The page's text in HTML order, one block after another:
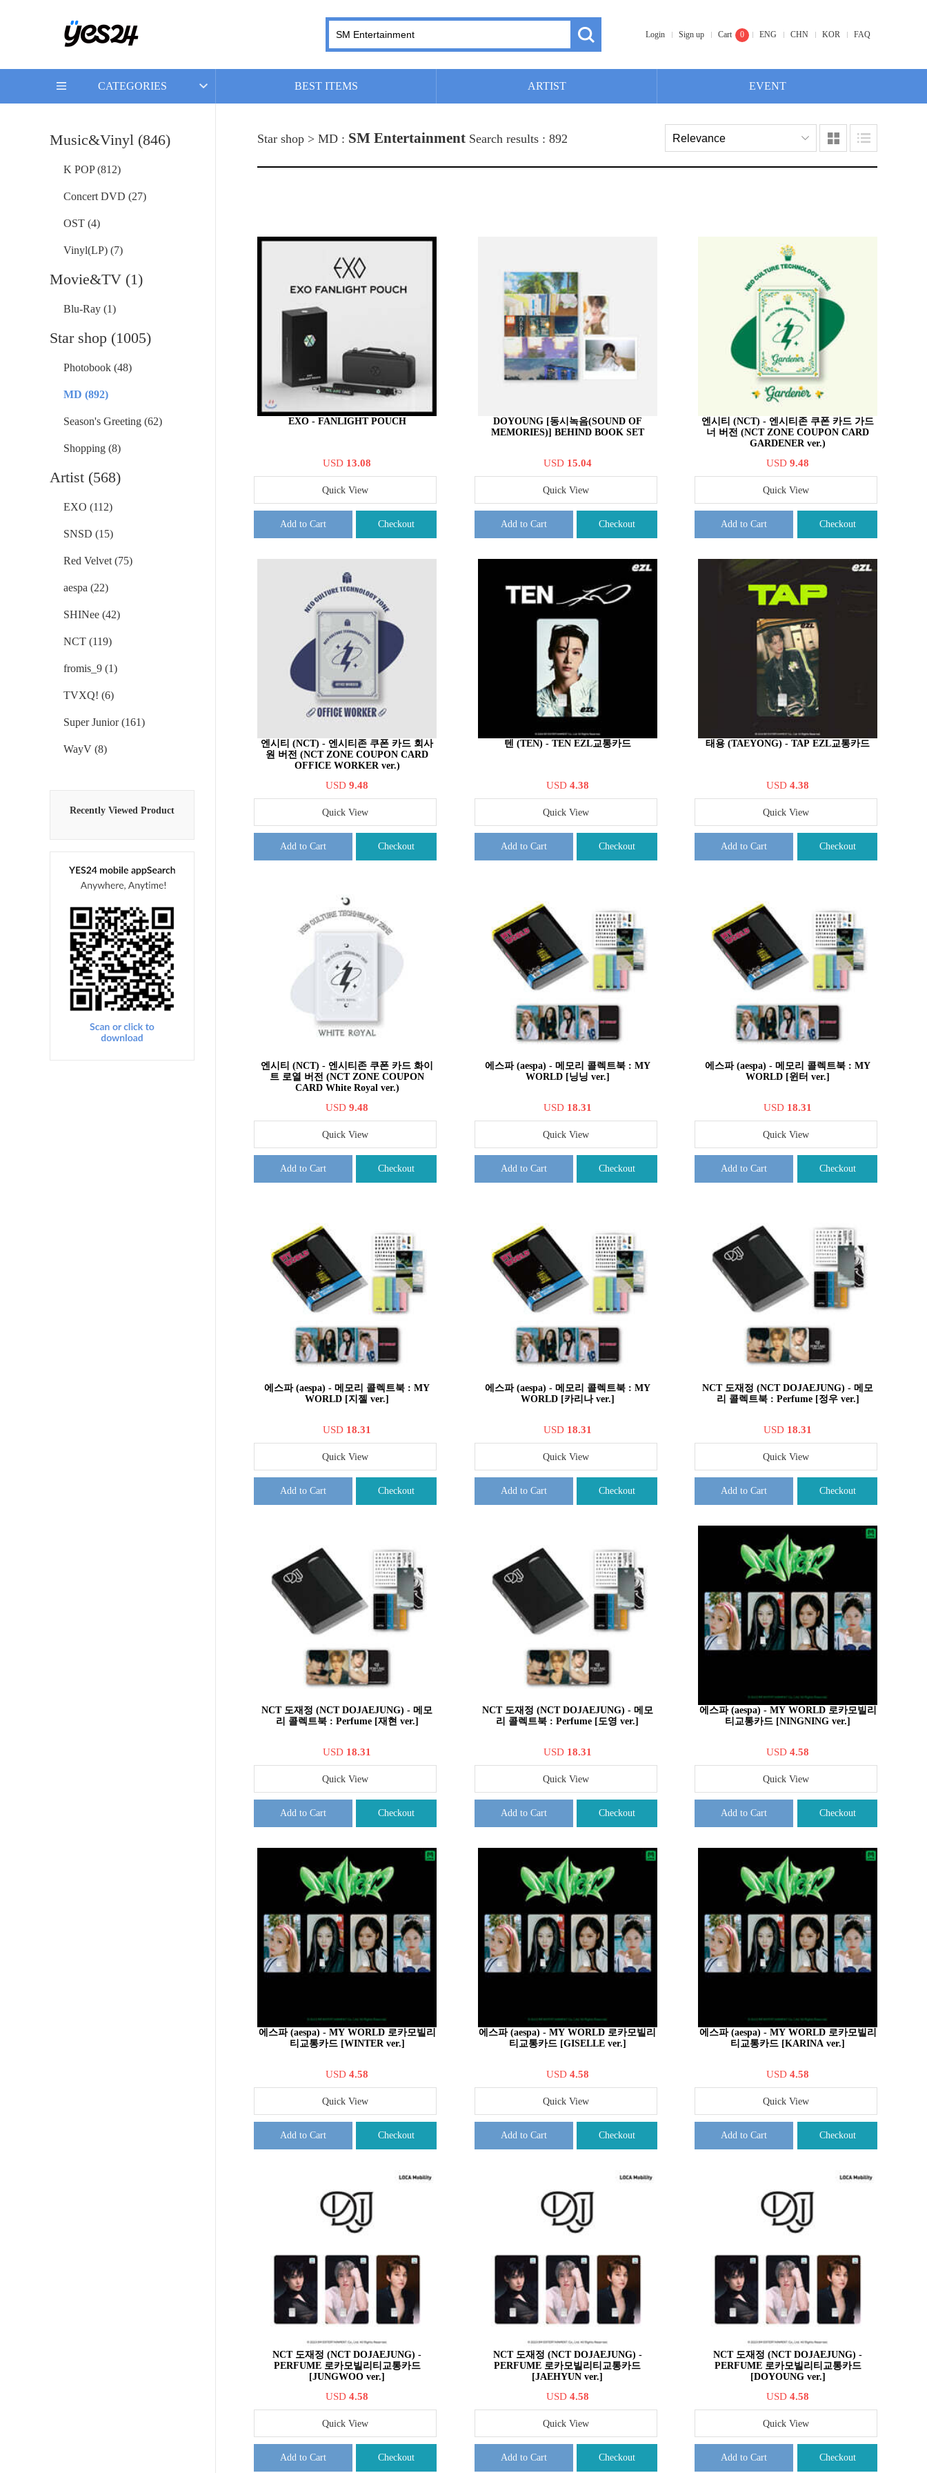
Login Sign up Cart 0 ENG CHN KOR FAQ
CATEGORIES BEST ITEMS ARTIST EVENT
Music&Vinyl (846)
K POP (812)
Concert DVD (27)
OST (4)
Vinyl(LP) (7)
Movie&TV (1)
Blu-Ray (1)
Star shop (1005)
Photobook (48)
MD (892)
Season's Greeting (62)
Shopping (8)
Artist (568)
EXO (112)
SNSD (15)
Red Velvet (75)
aespa (22)
SHINee (42)
NCT (119)
fromis_9 (1)
TVXQ! (6)
Super Junior (161)
WayV (8)
Recently Viewed Product
Star shop > MD : SM Entertainment Search results : 892
EXO - FANLIGHT POUCH
USD 13.08
Quick View
Add to Cart Checkout
DOYOUNG [동시녹음(SOUND OF
MEMORIES)] BEHIND BOOK SET
USD 15.04
Quick View
Add to Cart Checkout
엔시티 (NCT) - 엔시티존 쿠폰 카드 가드
너 버전 (NCT ZONE COUPON CARD
GARDENER ver.)
USD9.48
Quick View
Add to Cart Checkout
엔시티 (NCT) - 엔시티존 쿠폰 카드 회사
원 버전 (NCT ZONE COUPON CARD
OFFICE WORKER ver.)
USD 9.48
Quick View
Add to Cart Checkout
텐 (TEN) - TEN EZL교통카드
USD 4.38
Quick View
Add to Cart Checkout
태용 (TAEYONG) - TAP EZL교통카드
USD4.38
Quick View
Add to Cart Checkout
엔시티 (NCT) - 엔시티존 쿠폰 카드 화이
트 로열 버전 (NCT ZONE COUPON
CARD White Royal ver.)
USD 9.48
Quick View
Add to Cart Checkout
에스파 (aespa) - 메모리 콜렉트북 : MY
WORLD [닝닝 ver.]
USD 18.31
Quick View
Add to Cart Checkout
에스파 (aespa) - 메모리 콜렉트북 : MY
WORLD [윈터 ver.]
USD 18.31
Quick View
Add to Cart Checkout
에스파 (aespa) - 메모리 콜렉트북 : MY
WORLD [지젤 ver.]
USD 18.31
Quick View
Add to Cart Checkout
에스파 (aespa) - 메모리 콜렉트북 : MY
WORLD [카리나 ver.]
USD 18.31
Quick View
Add to Cart Checkout
NCT 도재정 (NCT DOJAEJUNG) - 메모
리 콜렉트북 : Perfume [정우 ver.]
USD 18.31
Quick View
Add to Cart Checkout
NCT 도재정 (NCT DOJAEJUNG) - 메모
리 콜렉트북 : Perfume [재현 ver.]
USD 18.31
Quick View
Add to Cart Checkout
NCT 도재정 (NCT DOJAEJUNG) - 메모
리 콜렉트북 : Perfume [도영 ver.]
USD 18.31
Quick View
Add to Cart Checkout
에스파 (aespa) - MY WORLD 로카모빌리
티교통카드 [NINGNING ver.]
USD4.58
Quick View
Add to Cart Checkout
에스파 (aespa) - MY WORLD 로카모빌리
티교통카드 [WINTER ver.]
USD 4.58
Quick View
Add to Cart Checkout
에스파 (aespa) - MY WORLD 로카모빌리
티교통카드 [GISELLE ver.]
USD 4.58
Quick View
Add to Cart Checkout
에스파 (aespa) - MY WORLD 로카모빌리
티교통카드 [KARINA ver.]
USD4.58
Quick View
Add to Cart Checkout
NCT 도재정 (NCT DOJAEJUNG) -
PERFUME 로카모빌리티교통카드
[JUNGWOO ver.]
USD 4.58
Quick View
Add to Cart Checkout
NCT 도재정 (NCT DOJAEJUNG) -
PERFUME 로카모빌리티교통카드
[JAEHYUN ver.]
USD 4.58
Quick View
Add to Cart Checkout
NCT 도재정 (NCT DOJAEJUNG) -
PERFUME 로카모빌리티교통카드
[DOYOUNG ver.]
USD4.58
Quick View
Add to Cart Checkout